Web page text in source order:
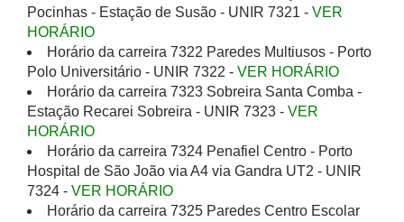
Pocinhas - Estação de Susão - UNIR 7321 - VER
HORÁRIO
Horário da carreira 7322 Paredes Multiusos - Porto
Polo Universitário - UNIR 7322 - VER HORÁRIO
Horário da carreira 7323 Sobreira Santa Comba -
Estação Recarei Sobreira - UNIR 7323 - VER
HORÁRIO
Horário da carreira 7324 Penafiel Centro - Porto
Hospital de São João via A4 via Gandra UT2 - UNIR
7324 - VER HORÁRIO
Horário da carreira 7325 Paredes Centro Escolar